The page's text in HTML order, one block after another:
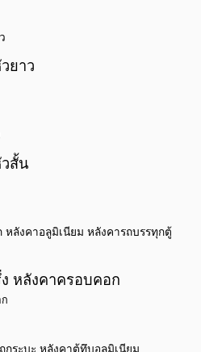
ยาว
สั้น
หลังคาครอบคอก